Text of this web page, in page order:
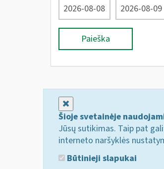
Paieška
Šioje svetainėje
Jūsų sutikimas. Taip pat
interneto naršyklės
Būtinieji slapukai